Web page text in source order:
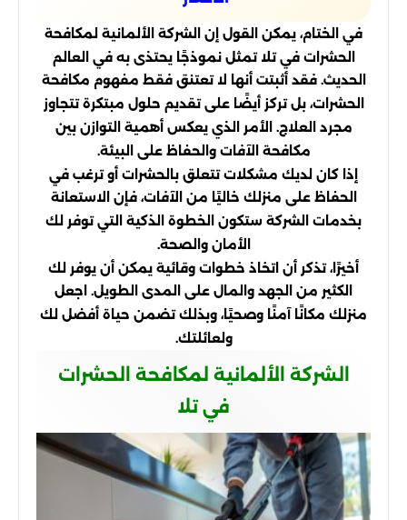
في الختام، يمكن القول إن الشركة الألمانية لمكافحة
الحشرات في تلا تمثل نموذجًا يحتذى به في العالم
الحديث. فقد أثبتت أنها لا تعتنق فقط مفهوم مكافحة
الحشرات، بل تركز أيضًا على تقديم حلول مبتكرة تتجاوز
مجرد العلاج. الأمر الذي يعكس أهمية التوازن بين
مكافحة الآفات والحفاظ على البيئة.
إذا كان لديك مشكلات تتعلق بالحشرات أو ترغب في
الحفاظ على منزلك خاليًا من الآفات، فإن الاستعانة
بخدمات الشركة ستكون الخطوة الذكية التي توفر لك
الأمان والصحة.
أخيرًا، تذكر أن اتخاذ خطوات وقائية يمكن أن يوفر لك
الكثير من الجهد والمال على المدى الطويل. اجعل
منزلك مكانًا آمنًا وصحيًا، وبذلك تضمن حياة أفضل لك
ولعائلتك.
الشركة الألمانية لمكافحة الحشرات
في تلا